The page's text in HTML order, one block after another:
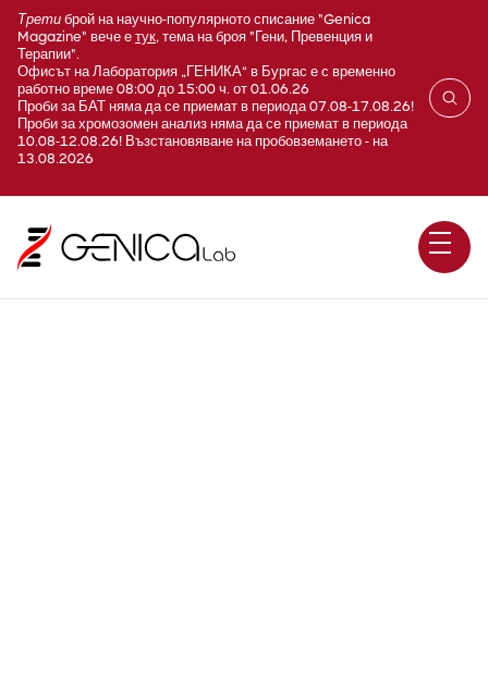
Трети брой на научно-популярното списание "Genica
Magazine" вече е тук, тема на броя "Гени, Превенция и
Терапии".
Офисът на Лаборатория „ГЕНИКА“ в Бургас е с временно
работно време 08:00 до 15:00 ч. от 01.06.26
Проби за БАТ няма да се приемат в периода 07.08-17.08.26!
Проби за хромозомен анализ няма да се приемат в периода
10.08-12.08.26! Възстановяване на пробовземането - на
13.08.2026